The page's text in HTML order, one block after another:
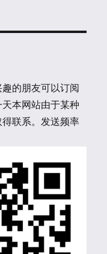
的朋友可以订阅
本网站由于某种
联系。发送频率